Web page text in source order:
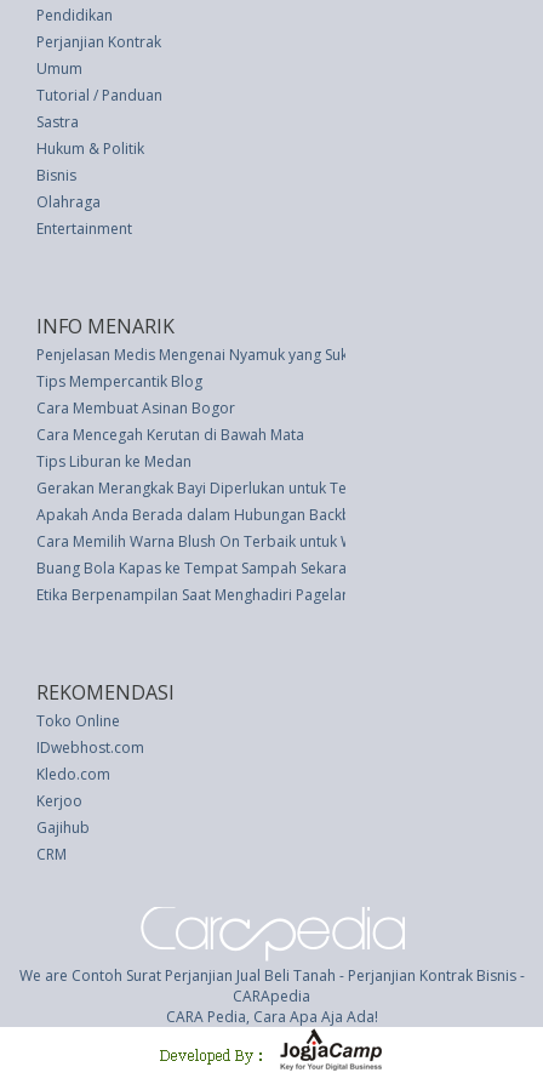
Pendidikan
Perjanjian Kontrak
Umum
Tutorial / Panduan
Sastra
Hukum & Politik
Bisnis
Olahraga
Entertainment
INFO MENARIK
Penjelasan Medis Mengenai Nyamuk yang Suka Manusia Berdarah Manis
Tips Mempercantik Blog
Cara Membuat Asinan Bogor
Cara Mencegah Kerutan di Bawah Mata
Tips Liburan ke Medan
Gerakan Merangkak Bayi Diperlukan untuk Terapi Kekuatan Otot
Apakah Anda Berada dalam Hubungan Backburner? Akhiri SEKARANG!
Cara Memilih Warna Blush On Terbaik untuk Warna Kulit Anda
Buang Bola Kapas ke Tempat Sampah Sekarang Juga, Simak Alasannya
Etika Berpenampilan Saat Menghadiri Pagelaran Busana
REKOMENDASI
Toko Online
IDwebhost.com
Kledo.com
Kerjoo
Gajihub
CRM
We are Contoh Surat Perjanjian Jual Beli Tanah - Perjanjian Kontrak Bisnis -
CARApedia
CARA Pedia, Cara Apa Aja Ada!